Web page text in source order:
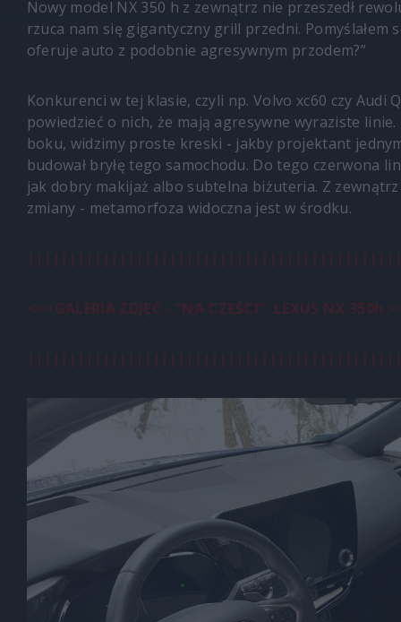
Nowy model NX 350 h z zewnątrz nie przeszedł
rzuca nam się gigantyczny grill przedni. Pomyślałem
oferuje auto z podobnie agresywnym przodem?”
Konkurenci w tej klasie, czyli np. Volvo xc60 czy Audi
powiedzieć o nich, że mają agresywne wyraziste
boku, widzimy proste kreski - jakby projektant
budował bryłę tego samochodu. Do tego czerwona
jak dobry makijaż albo subtelna biżuteria. Z
zmiany - metamorfoza widoczna jest w środku.
<<<GALERIA ZDJĘĆ - "NA CZĘŚCI": LEXUS NX 350h